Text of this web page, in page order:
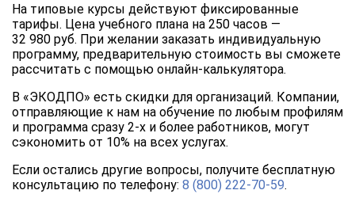
На типовые курсы действуют фиксированные
тарифы. Цена учебного плана на 250 часов —
32 980 руб. При желании заказать индивидуальную
программу, предварительную стоимость вы сможете
рассчитать с помощью онлайн-калькулятора.
В «ЭКОДПО» есть скидки для организаций. Компании,
отправляющие к нам на обучение по любым профилям
и программа сразу 2-х и более работников, могут
сэкономить от 10% на всех услугах.
Если остались другие вопросы, получите бесплатную
консультацию по телефону: 8 (800) 222-70-59.